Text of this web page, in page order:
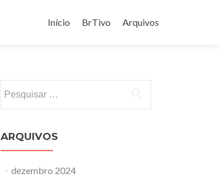
para
Início BrTivo Arquivos
por:
ARQUIVOS
dezembro 2024